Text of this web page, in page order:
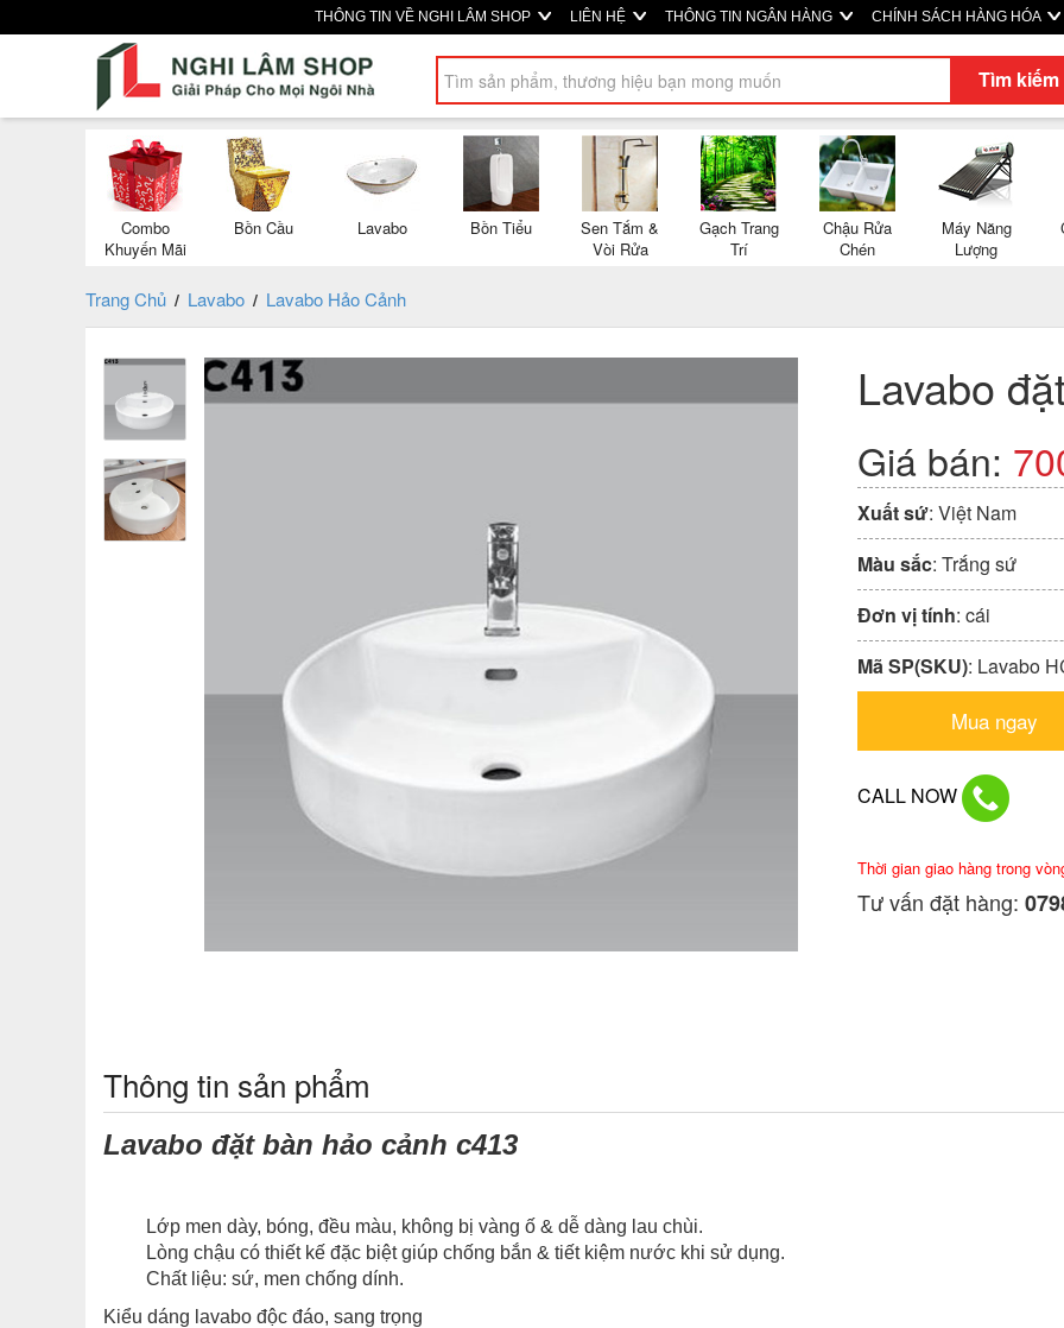
THÔNG TIN VỀ NGHI LÂM SHOP LIÊN HỆ THÔNG TIN NGÂN HÀNG CHÍNH SÁCH HÀNG HÓA
Tìm kiếm
Combo
Khuyến Mãi
Bồn Cầu Lavabo Bồn Tiểu
Sen Tắm &
Vòi Rửa
Gạch Trang
Trí
Chậu Rửa
Chén
Máy Năng
Lượng
Trang Chủ / Lavabo / Lavabo Hảo Cảnh
Lavabo
Giá bán:
Xuất sứ: Việt Nam
Màu sắc: Trắng sứ
Đơn vị tính: cái
Mã SP(SKU): Lavabo
Mua ngay
CALL NOW
Thời gian giao hàng trong
Tư vấn đặt hàng:
Thông tin sản phẩm
Lavabo đặt bàn hảo cảnh c413
Lớp men dày, bóng, đều màu, không bị vàng ố & dễ dàng lau chùi.
Lòng chậu có thiết kế đặc biệt giúp chống bắn & tiết kiệm nước khi sử dụng.
Chất liệu: sứ, men chống dính.
Kiểu dáng lavabo độc đáo, sang trọng